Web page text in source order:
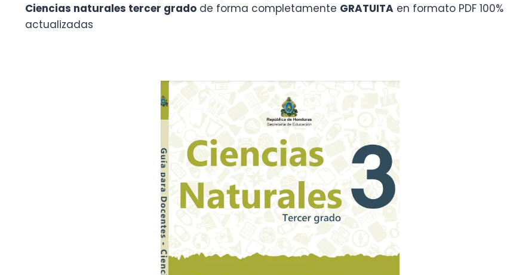
Ciencias naturales tercer grado de forma completamente GRATUITA en formato PDF 100%
actualizadas